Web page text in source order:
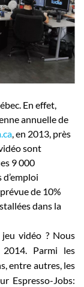
En effet,
annuelle de
, en 2013, près
sont
9 000
de 10%
dans la
jeu vidéo ? Nous
Parmi les
entre autres, les
Espresso-Jobs: